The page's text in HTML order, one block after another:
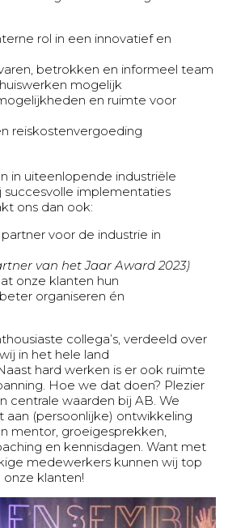
rol in een innovatief en
betrokken en informeel team
mogelijk
en ruimte voor
reiskostenvergoeding
in uiteenlopende industriële
succesvolle implementaties
ons dan ook:
voor de industrie in
van het Jaar Award 2023)
onze klanten hun
organiseren én
collega’s, verdeeld over
in het hele land
hard werken is er ook ruimte
Hoe we dat doen? Plezier
centrale waarden bij AB. We
aan (persoonlijke) ontwikkeling
mentor, groeigesprekken,
en kennisdagen. Want met
medewerkers kunnen wij top
klanten!